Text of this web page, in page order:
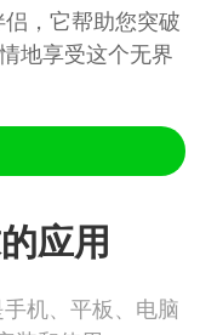
，它帮助您突破
地享受这个无界
应用
机、平板、电脑